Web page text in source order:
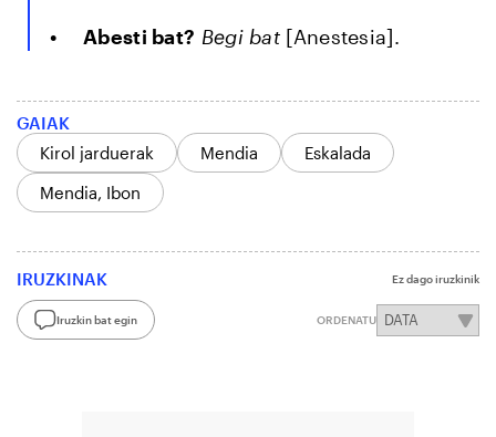
Abesti bat? Begi bat [Anestesia].
GAIAK
Kirol jarduerak
Mendia
Eskalada
Mendia, Ibon
IRUZKINAK Ez dago iruzkinik
Iruzkin bat egin ORDENATU